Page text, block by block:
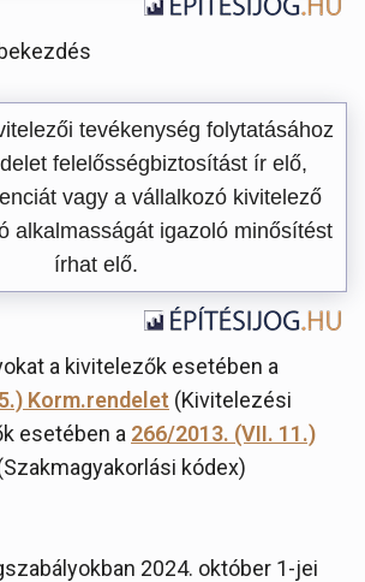
tevékenység folytatásához
felelősségbiztosítást ír elő,
vagy a vállalkozó kivitelező
alkalmasságát igazoló minősítést
írhat elő.
a kivitelezők esetében a
Korm.rendelet (Kivitelezési
esetében a 266/2013. (VII. 11.)
kódex)
2024. október 1-jei